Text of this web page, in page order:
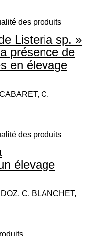
des produits
Listeria sp. »
présence de
en élevage
C.
des produits
élevage
C. BLANCHET,